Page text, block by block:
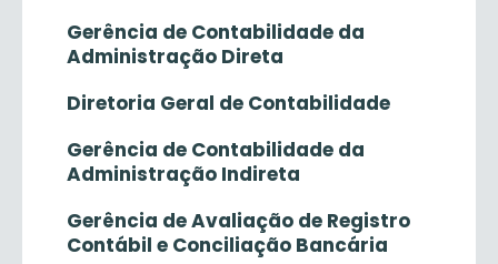
Gerência de Contabilidade da
Administração Direta
Diretoria Geral de Contabilidade
Gerência de Contabilidade da
Administração Indireta
Gerência de Avaliação de Registro
Contábil e Conciliação Bancária